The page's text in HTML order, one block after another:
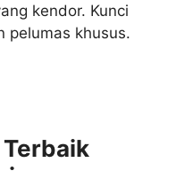
kendor. Kunci
pelumas khusus.